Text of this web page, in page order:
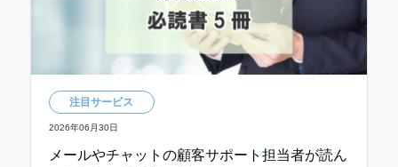
注目サービス
2026年06月30日
メールやチャットの顧客サポート担当者が読ん